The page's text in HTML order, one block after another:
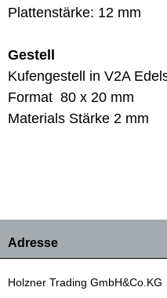
Plattenstärke: 12 mm
Gestell
Kufengestell in V2A
Format 80 x 20 mm
Materials Stärke 2 mm
Adresse
Holzner Trading GmbH&Co.KG